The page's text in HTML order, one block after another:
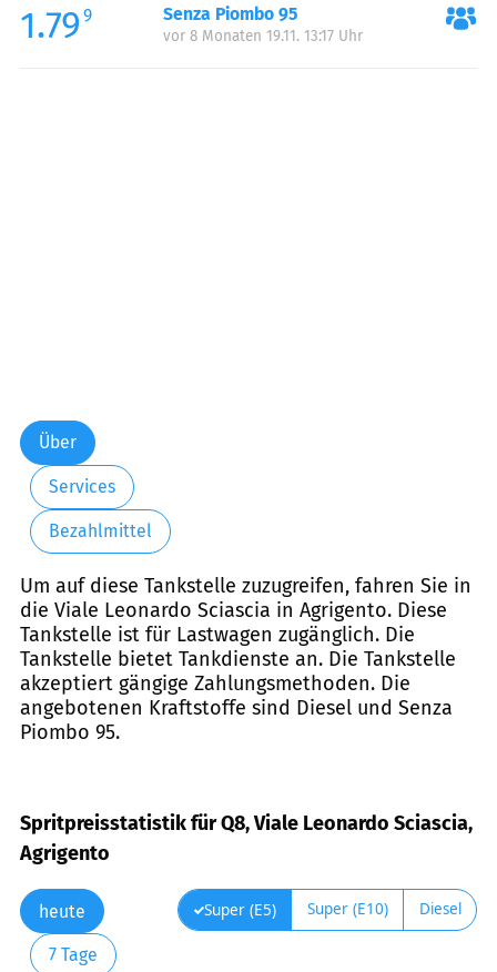
1.79 9 Senza Piombo 95
vor 8 Monaten 19.11. 13:17 Uhr
Über
Services
Bezahlmittel
Um auf diese Tankstelle zuzugreifen, fahren Sie in
die Viale Leonardo Sciascia in Agrigento. Diese
Tankstelle ist für Lastwagen zugänglich. Die
Tankstelle bietet Tankdienste an. Die Tankstelle
akzeptiert gängige Zahlungsmethoden. Die
angebotenen Kraftstoffe sind Diesel und Senza
Piombo 95.
Spritpreisstatistik für Q8, Viale Leonardo Sciascia,
Agrigento
heute
7 Tage
Super (E5) Super (E10) Diesel